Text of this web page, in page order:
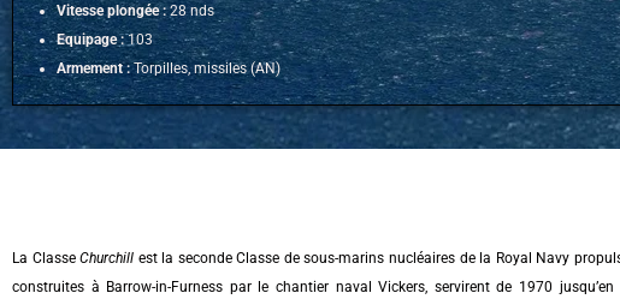
Vitesse plongée :28 nds
Equipage :103
Armement :Torpilles, missiles (AN)
La ClasseChurchill est la seconde Classe de sous-marins nucléaires de la Royal Navy
construites à Barrow-in-Furness par le chantier naval Vickers, servirent de 1970